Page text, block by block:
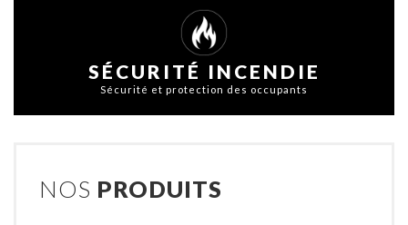
SÉCURITÉ INCENDIE
Sécurité et protection des occupants
NOS PRODUITS